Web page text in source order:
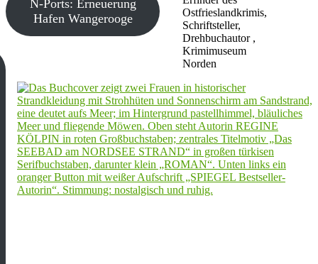
Ostfrieslandkrimis,
Schriftsteller,
Drehbuchautor ,
Krimimuseum
Norden
N-Ports: Erneuerung
Hafen Wangerooge